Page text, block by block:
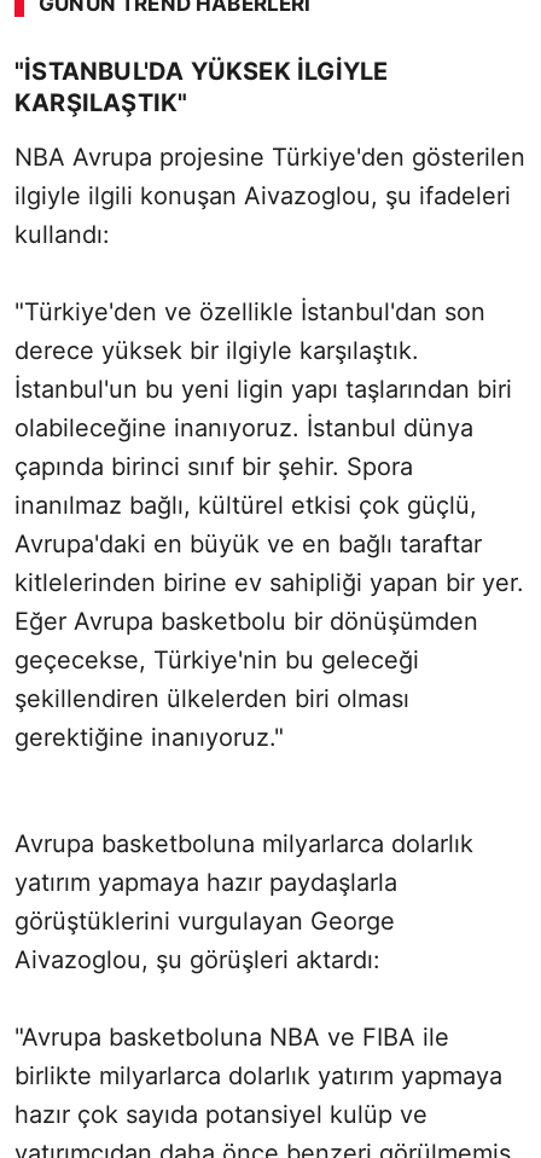
"İSTANBUL'DA YÜKSEK İLGİYLE
KARŞILAŞTIK"
NBA Avrupa projesine Türkiye'den gösterilen
ilgiyle ilgili konuşan Aivazoglou, şu ifadeleri
kullandı:
"Türkiye'den ve özellikle İstanbul'dan son
derece yüksek bir ilgiyle karşılaştık.
İstanbul'un bu yeni ligin yapı taşlarından biri
olabileceğine inanıyoruz. İstanbul dünya
çapında birinci sınıf bir şehir. Spora
inanılmaz bağlı, kültürel etkisi çok güçlü,
Avrupa'daki en büyük ve en bağlı taraftar
kitlelerinden birine ev sahipliği yapan bir yer.
Eğer Avrupa basketbolu bir dönüşümden
geçecekse, Türkiye'nin bu geleceği
şekillendiren ülkelerden biri olması
gerektiğine inanıyoruz."
Avrupa basketboluna milyarlarca dolarlık
yatırım yapmaya hazır paydaşlarla
görüştüklerini vurgulayan George
Aivazoglou, şu görüşleri aktardı:
"Avrupa basketboluna NBA ve FIBA ile
birlikte milyarlarca dolarlık yatırım yapmaya
hazır çok sayıda potansiyel kulüp ve